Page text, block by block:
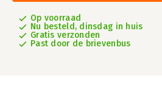
Op voorraad
Nu besteld, dinsdag in huis
Gratis verzonden
Past door de brievenbus